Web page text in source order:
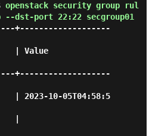
openstack security group rul
dst-port 22:22 secgroup01
+-------------------
| Value
+-------------------
2023-10-05T04:58:5
|